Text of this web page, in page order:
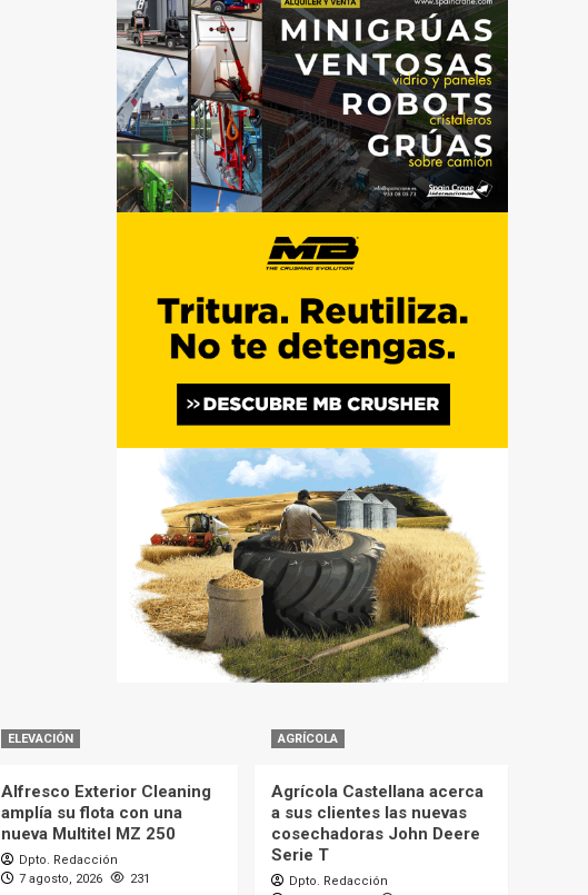
ELEVACIÓN
Alfresco Exterior Cleaning
amplía su flota con una
nueva Multitel MZ 250
Dpto. Redacción
7 agosto, 2026
231
AGRÍCOLA
Agrícola Castellana acerca
a sus clientes las nuevas
cosechadoras John Deere
Serie T
Dpto. Redacción